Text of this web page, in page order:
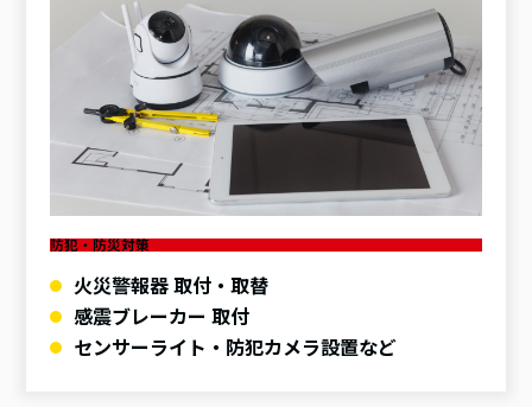
防犯・防災対策
火災警報器 取付・取替
感震ブレーカー 取付
センサーライト・防犯カメラ設置など